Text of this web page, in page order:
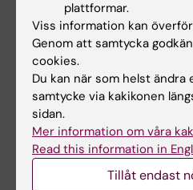
Anna Sundelin
Doktorand
E-post:
anna.sundelin@ki.se
Ekonomi
plattformar.
Viss information kan
Genom att samtycka
cookies.
Du kan när som helst ändra
samtycke via kakikonen
sidan.
Mer information om våra
Read this information in
Tillåt endast